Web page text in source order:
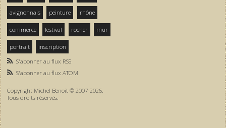
avignonnais peinture rhône
commerce festival rocher mur
portrait
inscription
S'abonner au flux RSS
S'abonner au flux ATOM
Copyright Michel Benoit © 2007-2026.
Tous droits réservés.